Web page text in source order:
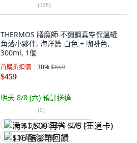
(128)
THERMOS 膳魔師 不鏽鋼真空保溫罐
角落小夥伴, 海洋篇 白色 + 咖啡色,
300ml, 1個
首購折扣價 30%$659
$459
明天 8/8 (六) 預計送達
(9)
满 $1,500 再省 $75 (王道卡)
$16 酷澎幣回饋